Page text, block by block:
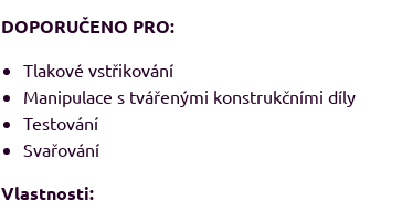
DOPORUČENO PRO:
Tlakové vstřikování
Manipulace s tvářenými konstrukčními díly
Testování
Svařování
Vlastnosti: